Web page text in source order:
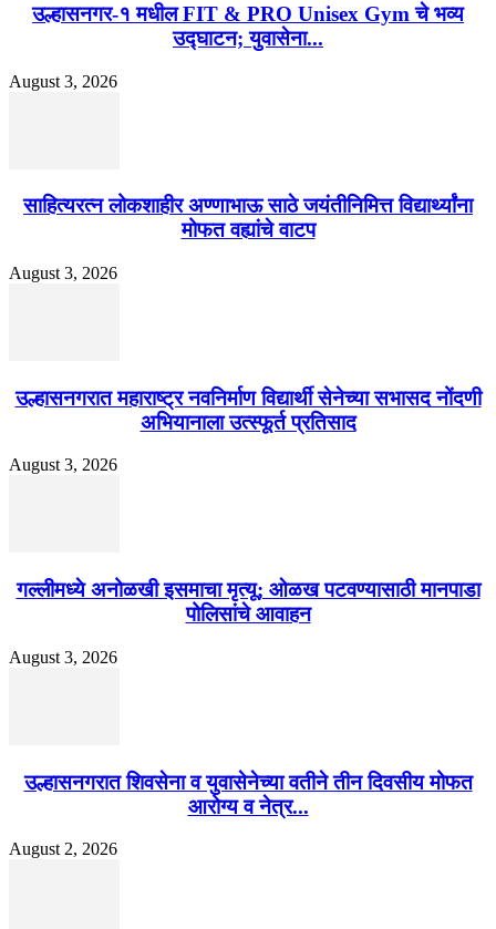
उल्हासनगर-१ मधील FIT & PRO Unisex Gym चे भव्य
उद्घाटन; युवासेना...
August 3, 2026
साहित्यरत्न लोकशाहीर अण्णाभाऊ साठे जयंतीनिमित्त विद्यार्थ्यांना
मोफत वह्यांचे वाटप
August 3, 2026
उल्हासनगरात महाराष्ट्र नवनिर्माण विद्यार्थी सेनेच्या सभासद नोंदणी
अभियानाला उत्स्फूर्त प्रतिसाद
August 3, 2026
गल्लीमध्ये अनोळखी इसमाचा मृत्यू; ओळख पटवण्यासाठी मानपाडा
पोलिसांचे आवाहन
August 3, 2026
उल्हासनगरात शिवसेना व युवासेनेच्या वतीने तीन दिवसीय मोफत
आरोग्य व नेत्र...
August 2, 2026